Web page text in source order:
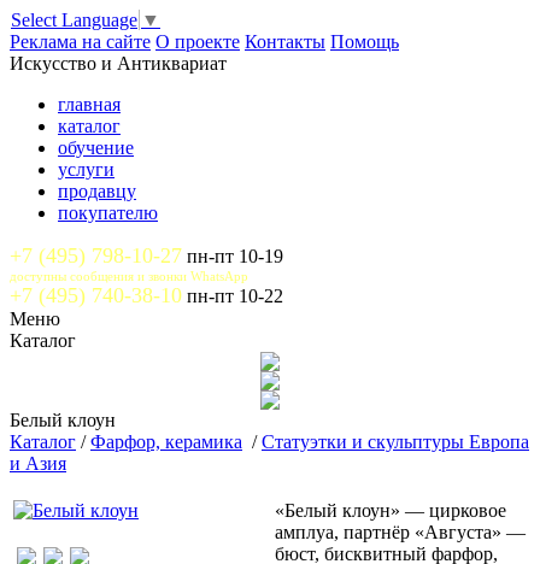
Select Language ▼
Реклама на сайте О проекте Контакты Помощь
Искусство и Антиквариат
главная
каталог
обучение
услуги
продавцу
покупателю
+7 (495) 798-10-27 пн-пт 10-19
доступны сообщения и звонки WhatsApp
+7 (495) 740-38-10 пн-пт 10-22
Меню
Каталог
Белый клоун
Каталог /Фарфор, керамика /Статуэтки и скульптуры Европа
и Азия
«Белый клоун» — цирковое
амплуа, партнёр «Августа» —
бюст, бисквитный фарфор,